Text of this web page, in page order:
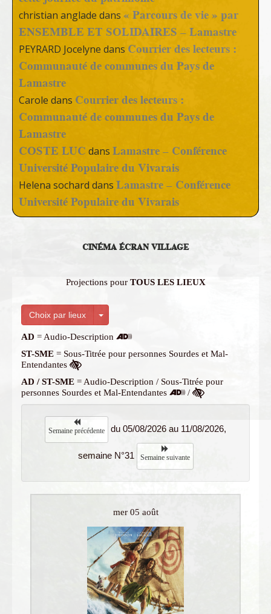
christian anglade dans « Parcours de vie » par
ENSEMBLE ET SOLIDAIRES – Lamastre
PEYRARD Jocelyne dans Courrier des lecteurs :
Communauté de communes du Pays de
Lamastre
Carole dans Courrier des lecteurs :
Communauté de communes du Pays de
Lamastre
COSTE LUC dans Lamastre – Conférence
Université Populaire du Vivarais
Helena sochard dans Lamastre – Conférence
Université Populaire du Vivarais
CINÉMA ÉCRAN VILLAGE